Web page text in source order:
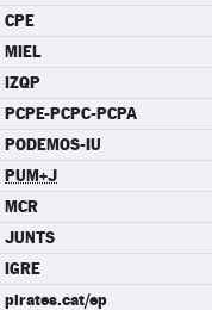
CPE
MIEL
IZQP
PCPE-PCPC-PCPA
PODEMOS-IU
PUM+J
MCR
JUNTS
IGRE
pirates.cat/ep